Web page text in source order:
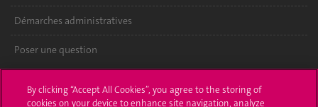
Démarches administratives
Poser une question
By clicking “Accept All Cookies”, you agree to the storing of
cookies on your device to enhance site navigation, analyze